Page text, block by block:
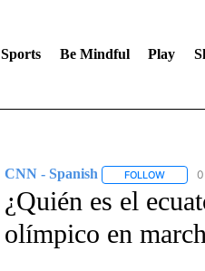
Sports Be Mindful Play
CNN - Spanish FOLLOW
¿Quién es el
olímpico en